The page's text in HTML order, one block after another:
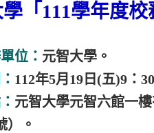
「111學年度校
位： 元智大學。
112年5月19日(五)9：
元智大學元智六館一
）。